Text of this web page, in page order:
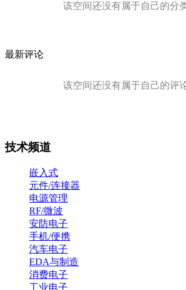
该空间还没有属于自己的分
最新评论
该空间还没有属于自己的评
技术频道
嵌入式
元件/连接器
电源管理
RF/微波
安防电子
手机/便携
汽车电子
EDA与制造
消费电子
工业电子